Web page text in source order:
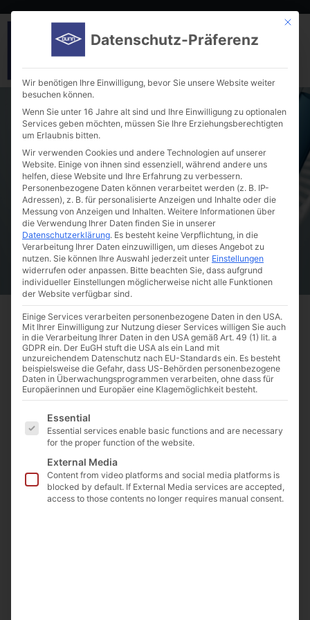
Serum tubes
Serum tubes
Rimless, Polyethylene
Suitable racks available
Mit
Datenschutz-Präferenz
Wir benötigen Ihre Einwilligung, bevor Sie unsere Website weiter
besuchen können.
Wenn Sie unter 16 Jahre alt sind und Ihre Einwilligung zu optionalen
Services geben möchten, müssen Sie Ihre Erziehungsberechtigten
um Erlaubnis bitten.
Wir verwenden Cookies und andere Technologien auf unserer
Website. Einige von ihnen sind essenziell, während andere uns
helfen, diese Website und Ihre Erfahrung zu verbessern.
Personenbezogene Daten können verarbeitet werden (z. B. IP-
Adressen), z. B. für personalisierte Anzeigen und Inhalte oder die
Messung von Anzeigen und Inhalten. Weitere Informationen über
die Verwendung Ihrer Daten finden Sie in unserer
Datenschutzerklärung. Es besteht keine Verpflichtung, in die
Verarbeitung Ihrer Daten einzuwilligen, um dieses Angebot zu
nutzen. Sie können Ihre Auswahl jederzeit unter Einstellungen
widerrufen oder anpassen. Bitte beachten Sie, dass aufgrund
individueller Einstellungen möglicherweise nicht alle Funktionen
der Website verfügbar sind.
Einige Services verarbeiten personenbezogene Daten in den USA.
Mit Ihrer Einwilligung zur Nutzung dieser Services willigen Sie auch
in die Verarbeitung Ihrer Daten in den USA gemäß Art. 49 (1) lit. a
GDPR ein. Der EuGH stuft die USA als ein Land mit
unzureichendem Datenschutz nach EU-Standards ein. Es besteht
beispielsweise die Gefahr, dass US-Behörden personenbezogene
Daten in Überwachungsprogrammen verarbeiten, ohne dass für
Europäerinnen und Europäer eine Klagemöglichkeit besteht.
Es folgt eine Liste der Service-Gruppen, für die eine
Essential
Essential services enable basic functions and are necessary
for the proper function of the website.
External Media
Content from video platforms and social media platforms is
blocked by default. If External Media services are accepted,
access to those contents no longer requires manual consent.